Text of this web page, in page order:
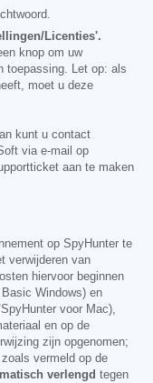
Licenties'.
knop om uw
toepassing. Let op: als
moet u deze
kunt u contact
via e-mail op
aan te maken
op SpyHunter te
verwijderen van
hiervoor beginnen
Windows) en
voor Mac),
en op de
zijn opgenomen;
vermeld op de
verlengd tegen